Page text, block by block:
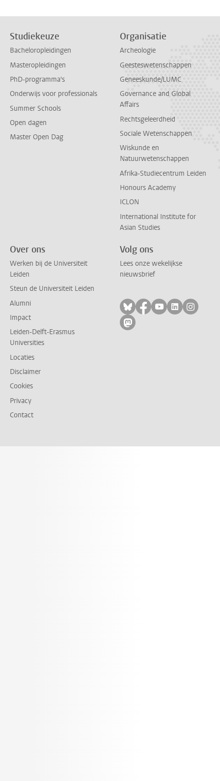
Studiekeuze
Bacheloropleidingen
Masteropleidingen
PhD-programma's
Onderwijs voor professionals
Summer Schools
Open dagen
Master Open Dag
Organisatie
Archeologie
Geesteswetenschappen
Geneeskunde/LUMC
Governance and Global
Affairs
Rechtsgeleerdheid
Sociale Wetenschappen
Wiskunde en
Natuurwetenschappen
Afrika-Studiecentrum Leiden
Honours Academy
ICLON
International Institute for
Asian Studies
Over ons
Werken bij de Universiteit
Leiden
Steun de Universiteit Leiden
Alumni
Impact
Leiden-Delft-Erasmus
Universities
Locaties
Disclaimer
Cookies
Privacy
Contact
Volg ons
Lees onze wekelijkse
nieuwsbrief
Volg ons op bluesky
Volg ons op
Volg ons op
Volg ons
Volg
Volg ons op mastodon